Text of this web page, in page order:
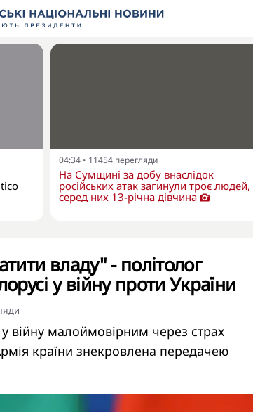
04:34 • 11454 перегляди
На Сумщині за добу внаслідок
російських атак загинули троє людей,
серед них 13-річна дівчина
владу" - політолог
у війну проти України
у війну малоймовірним через страх
країни знекровлена передачею